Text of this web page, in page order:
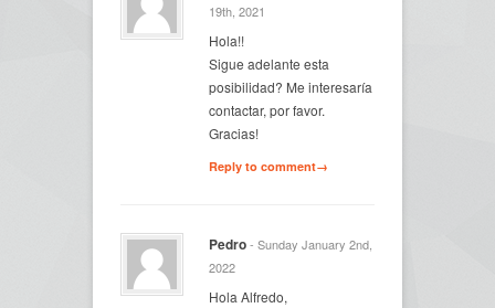
19th, 2021
Hola!!
Sigue adelante esta
posibilidad? Me interesaría
contactar, por favor.
Gracias!
Reply to comment→
Pedro- Sunday January 2nd,
2022
Hola Alfredo,